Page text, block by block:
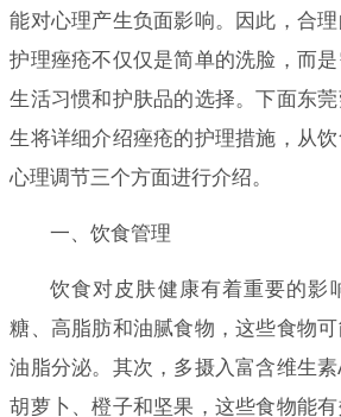
能对心理产生负面影响。因此，合理
护理痤疮不仅仅是简单的洗脸，而是
生活习惯和护肤品的选择。下面东
生将详细介绍痤疮的护理措施，从
心理调节三个方面进行介绍。
一、饮食管理
饮食对皮肤健康有着重要的影
糖、高脂肪和油腻食物，这些食物
油脂分泌。其次，多摄入富含维生
胡萝卜、橙子和坚果，这些食物能